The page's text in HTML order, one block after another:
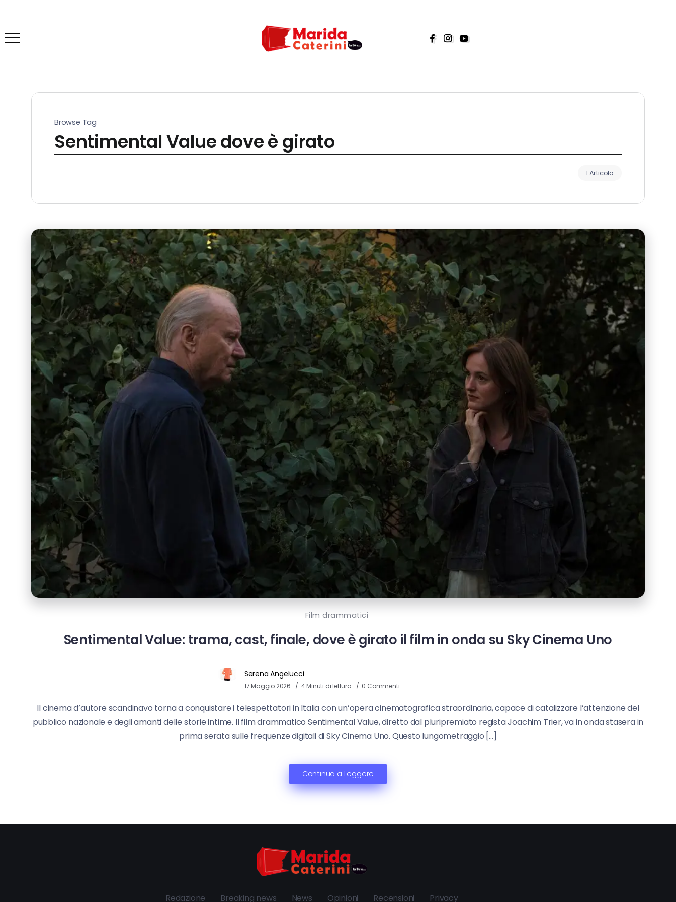
Browse Tag
Sentimental Value dove è girato
1 Articolo
Film drammatici
Sentimental Value: trama, cast, finale, dove è girato il film in onda su Sky Cinema Uno
Serena Angelucci
17 Maggio 2026 4 Minuti di lettura 0 Commenti
Il cinema d’autore scandinavo torna a conquistare i telespettatori in Italia con un’opera cinematografica straordinaria, capace di catalizzare l’attenzione del
pubblico nazionale e degli amanti delle storie intime. Il film drammatico Sentimental Value, diretto dal pluripremiato regista Joachim Trier, va in onda stasera in
prima serata sulle frequenze digitali di Sky Cinema Uno. Questo lungometraggio […]
Continua a Leggere
Redazione Breaking news News Opinioni Recensioni Privacy